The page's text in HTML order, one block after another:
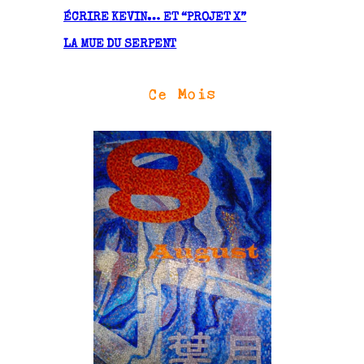
ÉCRIRE KEVIN… ET “PROJET X”
LA MUE DU SERPENT
Ce Mois